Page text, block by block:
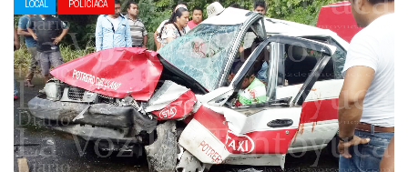
LOCAL POLICIACA